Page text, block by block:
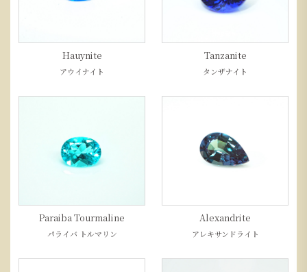
Hauynite
アウイナイト
Tanzanite
タンザナイト
Paraiba Tourmaline
パライバ トルマリン
Alexandrite
アレキサンドライト